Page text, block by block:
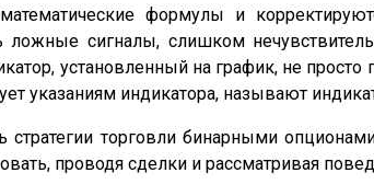
формулы и
сигналы, слишком
установленный на график, не
указаниям индикатора, называют
стратегии торговли бинарными
проводя сделки и рассматривая